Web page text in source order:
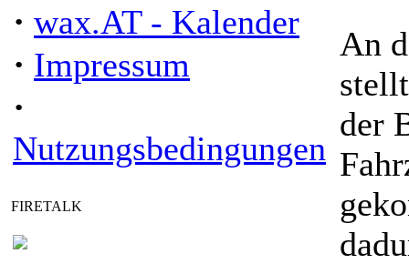
· wax.AT - Kalender
· Impressum
·
Nutzungsbedingungen
FIRETALK
An
der